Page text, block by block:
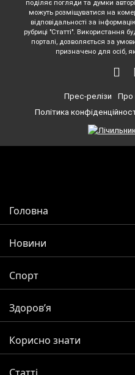
поділяє погляди та думки
можуть розміщуватися на
відповідальності за
рубриці "Статті". Використання
порталі, дозволяється за
призначено для осіб,
Прес-релізи Про
Політика
Головна
Новини
Спорт
Здоров’я
Корисно знати